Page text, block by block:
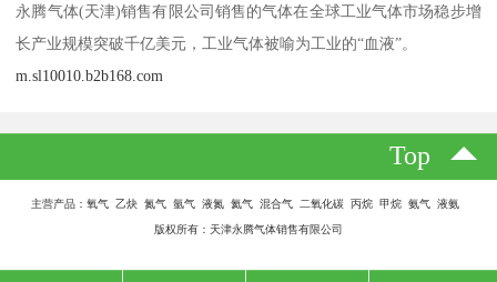
永腾气体(天津)销售有限公司销售的气体在全球工业气体市场稳步增
长产业规模突破千亿美元，工业气体被喻为工业的“血液”。
m.sl10010.b2b168.com
Top
主营产品：氧气 乙炔 氮气 氩气 液氮 氦气 混合气 二氧化碳 丙烷 甲烷 氨气 液氨
版权所有：天津永腾气体销售有限公司